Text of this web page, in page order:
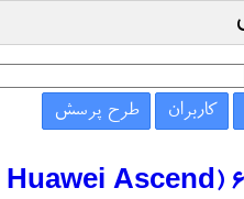
کاربران طرح پرسش
گوشی هواوی اسند جی ۶۰۰ (Huawei Ascend